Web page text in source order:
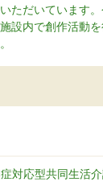
ただいています
設内で創作活動
対応型共同生活